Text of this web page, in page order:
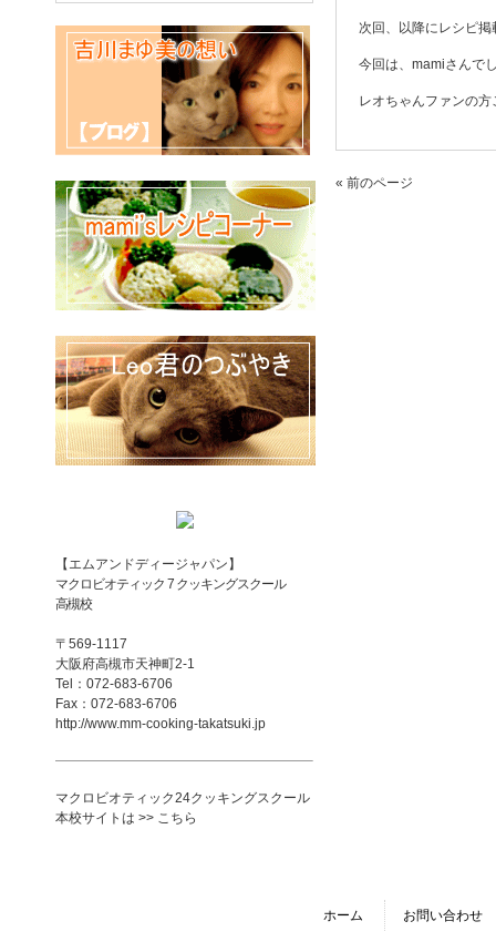
次回、以降にレシピ
今回は、mamiさんで
レオちゃんファンの
« 前のページ
【エムアンドディージャパン】
マクロビオティック 7 クッキングスクール
高槻校
〒569-1117
大阪府高槻市天神町2-1
Tel：072-683-6706
Fax：072-683-6706
http://www.mm-cooking-takatsuki.jp
マクロビオティック24クッキングスクール
本校サイトは >> こちら
ホーム お問い合わせ